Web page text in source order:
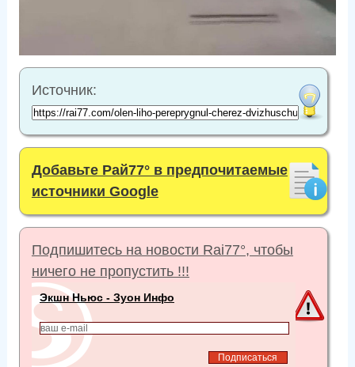
Источник:
Добавьте Рай77° в предпочитаемые
источники Google
Подпишитесь на новости Rai77°, чтобы
ничего не пропустить !!!
Экшн Ньюс - Зуон Инфо